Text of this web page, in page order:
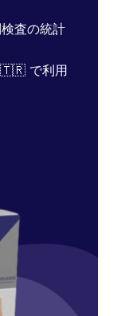
査の統計
で利用